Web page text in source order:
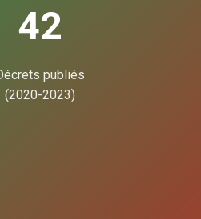
42
publiés
(2020-2023)